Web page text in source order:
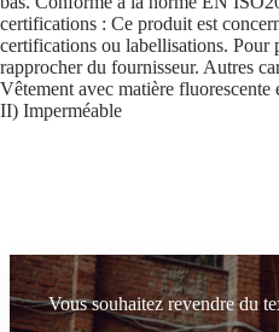
certifications : Ce produit est
certifications ou labellisations. Pour
rapprocher du fournisseur. Autres
Vêtement avec matière fluorescente
II) Imperméable
Vous souhaitez revendre du